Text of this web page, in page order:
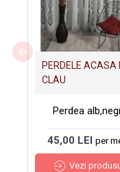
PERDELE ACASA
CLAU
Perdea
45,00 LEI per
Vezi